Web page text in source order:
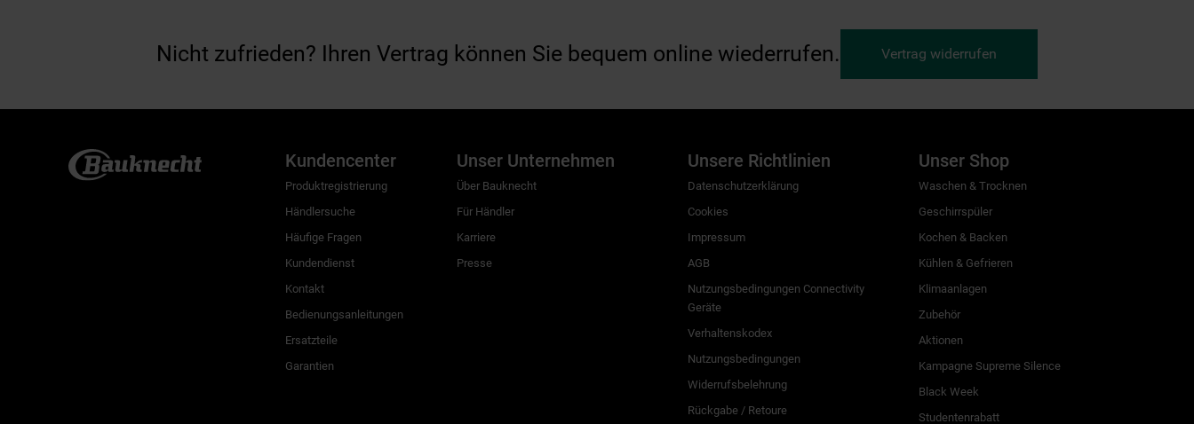
Nicht zufrieden? Ihren Vertrag können Sie bequem online wiederrufen. Vertrag widerrufen
Kundencenter
Produktregistrierung
Händlersuche
Häufige Fragen
Kundendienst
Kontakt
Bedienungsanleitungen
Ersatzteile
Garantien
Unser Unternehmen
Über Bauknecht
Für Händler
Karriere
Presse
Unsere Richtlinien
Datenschutzerklärung
Cookies
Impressum
AGB
Nutzungsbedingungen Connectivity
Geräte
Verhaltenskodex
Nutzungsbedingungen
Widerrufsbelehrung
Rückgabe / Retoure
Unser Shop
Waschen & Trocknen
Geschirrspüler
Kochen & Backen
Kühlen & Gefrieren
Klimaanlagen
Zubehör
Aktionen
Kampagne Supreme Silence
Black Week
Studentenrabatt